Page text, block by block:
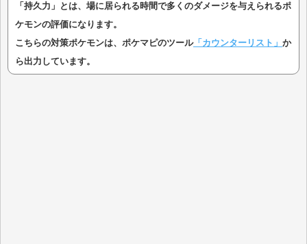
「持久力」とは、場に居られる時間で多くのダメージを与えられるポ
ケモンの評価になります。
こちらの対策ポケモンは、ポケマピのツール「カウンターリスト」 か
ら出力しています。